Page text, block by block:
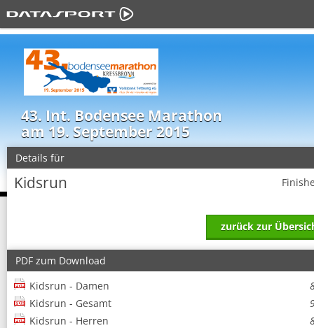
43. Int. Bodensee Marathon
am 19. September 2015
Details für
Kidsrun
zurück zur
PDF zum Download
Kidsrun - Damen
Kidsrun - Gesamt
Kidsrun - Herren